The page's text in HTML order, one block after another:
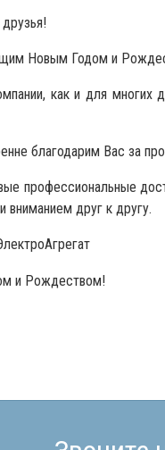
Новым Годом и
как и для многих
благодарим Вас за
профессиональные
вниманием друг к другу.